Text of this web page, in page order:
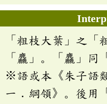
「粗枝大葉」之「
「麤」。「麤」同
※語或本《朱子語
一．綱領》。後用